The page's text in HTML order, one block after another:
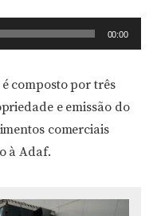
00:00
composto por três
e emissão do
comerciais
à Adaf.